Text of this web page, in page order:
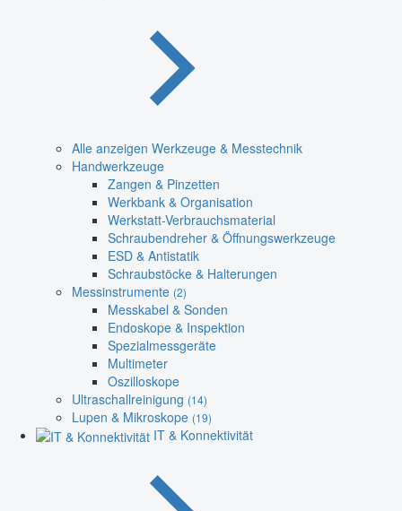
Alle anzeigen Werkzeuge & Messtechnik
Handwerkzeuge
Zangen & Pinzetten
Werkbank & Organisation
Werkstatt-Verbrauchsmaterial
Schraubendreher & Öffnungswerkzeuge
ESD & Antistatik
Schraubstöcke & Halterungen
Messinstrumente (2)
Messkabel & Sonden
Endoskope & Inspektion
Spezialmessgeräte
Multimeter
Oszilloskope
Ultraschallreinigung (14)
Lupen & Mikroskope (19)
IT & Konnektivität